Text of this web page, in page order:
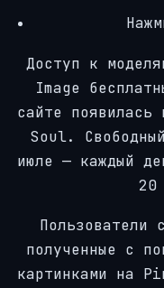
Доступ к
Image
сайте
Soul.
июле — каждый
20
Пользователи
полученные с
картинками на